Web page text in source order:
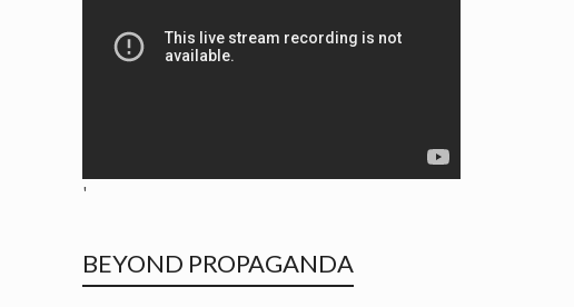
'
BEYOND PROPAGANDA